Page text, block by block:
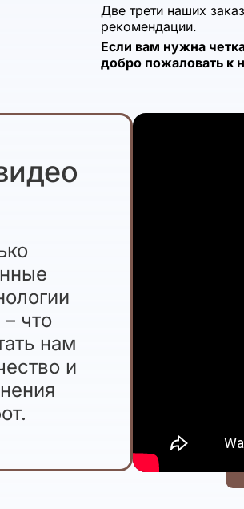
Две трети наших
рекомендации.
Если вам нужна
добро пожаловать к
что
нам
и